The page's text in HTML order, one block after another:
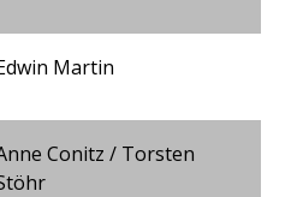
Martin
Conitz / Torsten